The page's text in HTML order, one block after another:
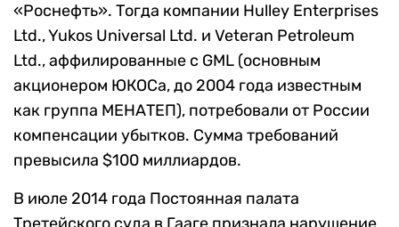
«Роснефть». Тогда компании Hulley Enterprises
Ltd., Yukos Universal Ltd. и Veteran Petroleum
Ltd., аффилированные с GML (основным
акционером ЮКОСа, до 2004 года известным
как группа МЕНАТЕП), потребовали от России
компенсации убытков. Сумма требований
превысила $100 миллиардов.
В июле 2014 года Постоянная палата